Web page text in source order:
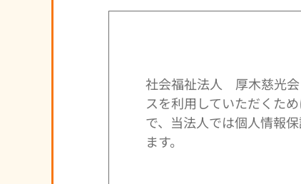
社会福祉法人 厚木慈光会
スを利用していただくた
で、当法人では個人情報
ます。